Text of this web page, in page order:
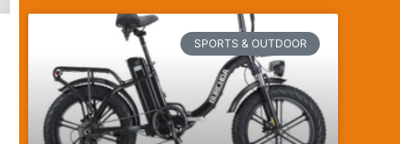
SPORTS & OUTDOOR